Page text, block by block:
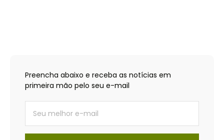
Preencha abaixo e receba as notícias em
primeira mão pelo seu e-mail